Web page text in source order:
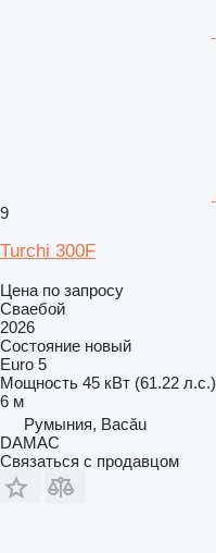
9
Turchi 300F
Цена по запросу
Сваебой
2026
Состояние новый
Euro 5
Мощность 45 кВт (61.22 л.с.)
6 м
Румыния, Bacău
DAMAC
Связаться с продавцом